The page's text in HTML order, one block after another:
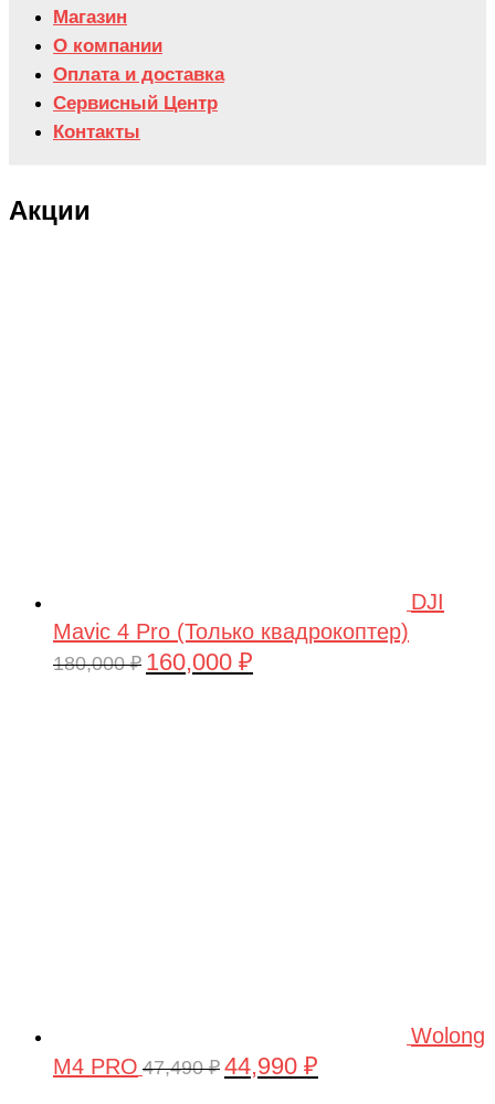
Магазин
О компании
Оплата и доставка
Сервисный Центр
Контакты
Акции
DJI
Mavic 4 Pro (Только квадрокоптер)
180,000₽ Первоначальная
160,000 ₽
Wolong
M4 PRO 47,490₽ Первоначальная
44,990 ₽